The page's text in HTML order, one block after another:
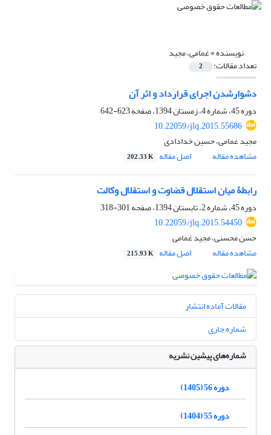
نویسنده =غمامی، مجید
تعداد مقالات: 2
دشوارشدن اجرای قرارداد و اثر آن
دوره 45، شماره 4، زمستان 1394، صفحه
623-642
10.22059/jlq.2015.55686
مجید غمامی، حسین خدادادی
مشاهده مقاله
اصل مقاله 202.33 K
رابطۀ میان استقلال قضاوت و استقلال وکالت
دوره 45، شماره 2، تابستان 1394، صفحه
301-318
10.22059/jlq.2015.54450
حسن محسنی، مجید غمامی
مشاهده مقاله
اصل مقاله 215.93 K
مقالات آماده انتشار
شماره جاری
شماره‌های پیشین نشریه
دوره 56 (1405)
دوره 55 (1404)